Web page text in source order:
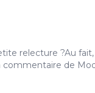
relecture ?Au
commentaire de